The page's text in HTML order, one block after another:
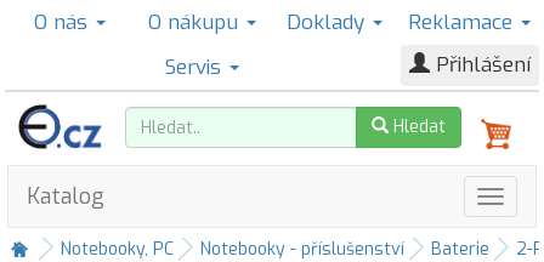
O nás O nákupu Doklady
Reklamace
Servis
Přihlášení
Hledat
Katalog
Notebooky, PC Notebooky - příslušenství Baterie 2-